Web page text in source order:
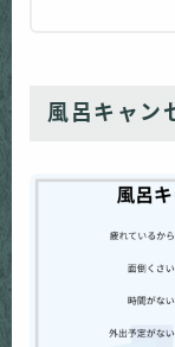
風呂キャン